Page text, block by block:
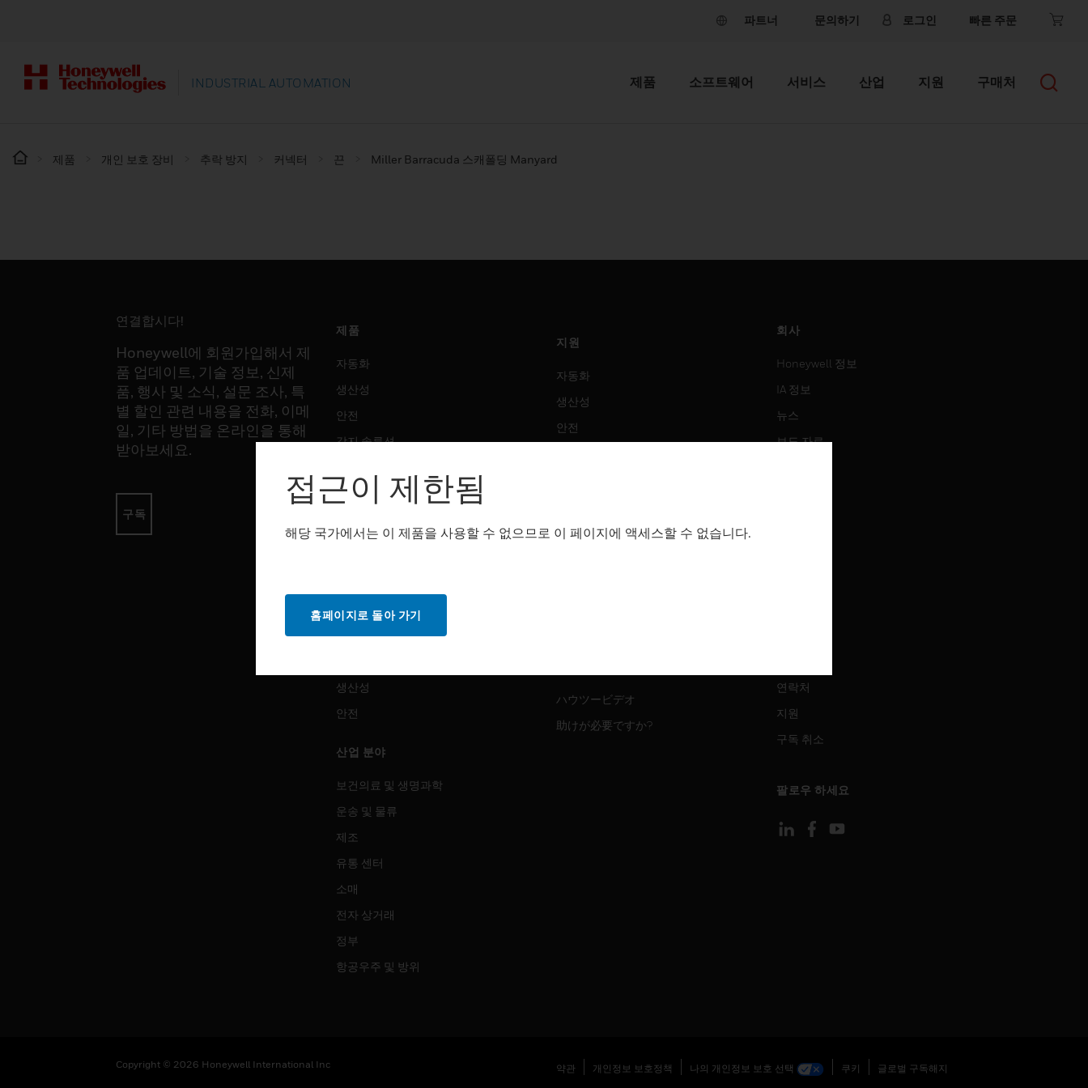
파트너 문의하기 로그인 빠른 주문
INDUSTRIAL AUTOMATION 제품 소프트웨어 서비스 산업 지원 구매처
제품 개인 보호 장비 추락 방지 커넥터 끈 Miller Barracuda 스캐폴딩 Manyard
연결합시다!
Honeywell에 회원가입해서 제
품 업데이트, 기술 정보, 신제
품, 행사 및 소식, 설문 조사, 특
별 할인 관련 내용을 전화, 이메
일, 기타 방법을 온라인을 통해
받아보세요.
구독
제품
자동화
생산성
안전
감지 솔루션
소프트웨어
자동화
생산성
안전
산업 분야
보건의료 및 생명과학
운송 및 물류
제조
유통 센터
소매
전자 상거래
정부
항공우주 및 방위
지원
자동화
생산성
안전
자동화
ハウツービデオ
助けが必要ですか?
회사
Honeywell 정보
IA 정보
뉴스
보도 자료
연락처
지원
구독 취소
팔로우 하세요
Copyright © 2026 Honeywell International Inc 약관 개인정보 보호정책 나의 개인정보 보호 선택 쿠키 글로벌 구독해지
접근이 제한됨
해당 국가에서는 이 제품을 사용할 수 없으므로 이 페이지에 액세스할 수 없습니다.
홈페이지로 돌아 가기